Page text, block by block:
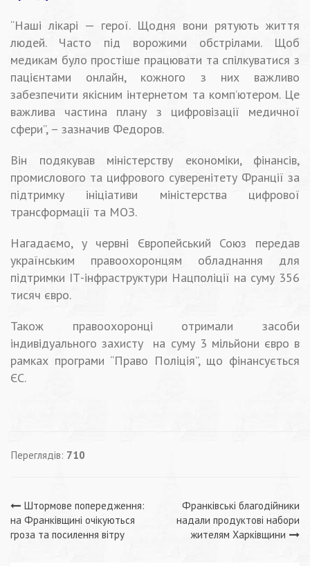
“Наші лікарі — герої. Щодня вони рятують життя
людей. Часто під ворожими обстрілами. Щоб
медикам було простіше працювати та спілкуватися з
пацієнтами онлайн, кожного з них важливо
забезпечити якісним інтернетом та комп’ютером. Це
важлива частина плану з цифровізації медичної
сфери”, – зазначив Федоров.
Він подякував міністерству економіки, фінансів,
промислового та цифрового суверенітету Франції за
підтримку ініціативи міністерства цифрової
трансформації та МОЗ.
Нагадаємо, у червні Європейський Союз передав
українським правоохоронцям обладнання для
підтримки ІТ-інфраструктури Нацполіції на суму 356
тисяч євро.
Також правоохоронці отримали засоби
індивідуального захисту на суму 3 мільйони євро в
рамках програми “Право Поліція”, що фінансується
ЄС.
Переглядів: 710
Навігація
записів
Штормове попередження:
на Франківщині очікуються
гроза та посилення вітру
Франківські благодійники
надали продуктові набори
жителям Харківщини